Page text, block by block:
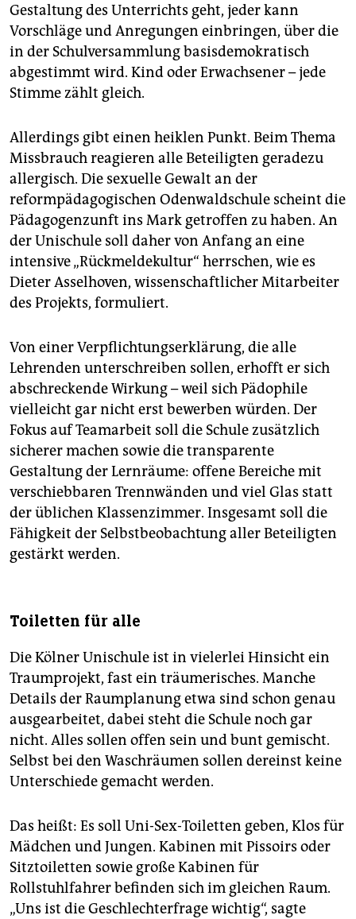
Gestaltung des Unterrichts geht, jeder kann
Vorschläge und Anregungen einbringen, über die
in der Schulversammlung basisdemokratisch
abgestimmt wird. Kind oder Erwachsener – jede
Stimme zählt gleich.
Allerdings gibt einen heiklen Punkt. Beim Thema
Missbrauch reagieren alle Beteiligten geradezu
allergisch. Die sexuelle Gewalt an der
reformpädagogischen Odenwaldschule scheint die
Pädagogenzunft ins Mark getroffen zu haben. An
der Unischule soll daher von Anfang an eine
intensive „Rückmeldekultur“ herrschen, wie es
Dieter Asselhoven, wissenschaftlicher Mitarbeiter
des Projekts, formuliert.
Von einer Verpflichtungserklärung, die alle
Lehrenden unterschreiben sollen, erhofft er sich
abschreckende Wirkung – weil sich Pädophile
vielleicht gar nicht erst bewerben würden. Der
Fokus auf Teamarbeit soll die Schule zusätzlich
sicherer machen sowie die transparente
Gestaltung der Lernräume: offene Bereiche mit
verschiebbaren Trennwänden und viel Glas statt
der üblichen Klassenzimmer. Insgesamt soll die
Fähigkeit der Selbstbeobachtung aller Beteiligten
gestärkt werden.
Toiletten für alle
Die Kölner Unischule ist in vielerlei Hinsicht ein
Traumprojekt, fast ein träumerisches. Manche
Details der Raumplanung etwa sind schon genau
ausgearbeitet, dabei steht die Schule noch gar
nicht. Alles sollen offen sein und bunt gemischt.
Selbst bei den Waschräumen sollen dereinst keine
Unterschiede gemacht werden.
Das heißt: Es soll Uni-Sex-Toiletten geben, Klos für
Mädchen und Jungen. Kabinen mit Pissoirs oder
Sitztoiletten sowie große Kabinen für
Rollstuhlfahrer befinden sich im gleichen Raum.
„Uns ist die Geschlechterfrage wichtig“, sagte